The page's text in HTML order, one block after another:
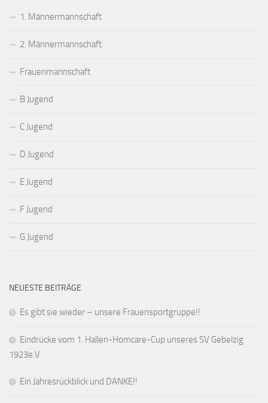
1. Männermannschaft
2. Männermannschaft
Frauenmannschaft
B Jugend
C Jugend
D Jugend
E Jugend
F Jugend
G Jugend
NEUESTE BEITRÄGE
Es gibt sie wieder – unsere Frauensportgruppe!!
Eindrücke vom 1. Hallen-Homcare-Cup unseres SV Gebelzig
1923e.V.
Ein Jahresrückblick und DANKE!!